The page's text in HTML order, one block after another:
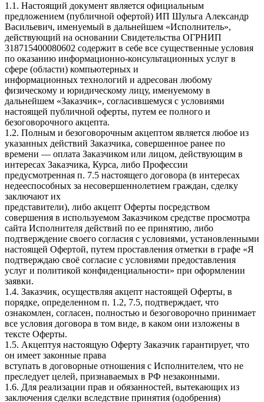
1.1. Настоящий документ является официальным
предложением (публичной офертой) ИП Шульга Александр
Васильевич, именуемый в дальнейшем «Исполнитель»,
действующий на основании Свидетельства ОГРНИП
318715400080602 содержит в себе все существенные условия
по оказанию информационно-консультационных услуг в
сфере (области) компьютерных и
информационных технологий и адресован любому
физическому и юридическому лицу, именуемому в
дальнейшем «Заказчик», согласившемуся с условиями
настоящей публичной оферты, путем ее полного и
безоговорочного акцепта.
1.2. Полным и безоговорочным акцептом является любое из
указанных действий Заказчика, совершенное ранее по
времени — оплата Заказчиком или лицом, действующим в
интересах Заказчика, Курса, либо Профессии
предусмотренная п. 7.5 настоящего договора (в интересах
недееспособных за несовершеннолетием граждан, сделку
заключают их
представители), либо акцепт Оферты посредством
совершения в используемом Заказчиком средстве просмотра
сайта Исполнителя действий по ее принятию, либо
подтверждение своего согласия с условиями, установленными
настоящей Офертой, путем проставления отметки в графе «Я
подтверждаю своё согласие с условиями предоставления
услуг и политикой конфиденциальности» при оформлении
заявки.
1.4. Заказчик, осуществляя акцепт настоящей Оферты, в
порядке, определенном п. 1.2, 7.5, подтверждает, что
ознакомлен, согласен, полностью и безоговорочно принимает
все условия договора в том виде, в каком они изложены в
тексте Оферты.
1.5. Акцептуя настоящую Оферту Заказчик гарантирует, что
он имеет законные права
вступать в договорные отношения с Исполнителем, что не
преследует целей, признаваемых в РФ незаконными.
1.6. Для реализации прав и обязанностей, вытекающих из
заключения сделки вследствие принятия (одобрения)